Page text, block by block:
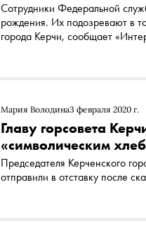
Сотрудники Федеральной
рождения. Их подозревают в
города Керчи,
Мария Володина3 февраля 2020 г.
Главу горсовета
«символическим
Председателя Керченского
отправили в отставку после